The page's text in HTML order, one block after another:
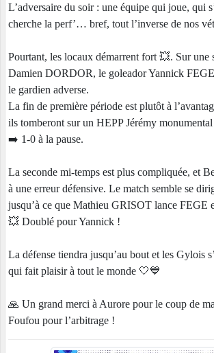
L’adversaire du soir : une équipe qui joue, qui
cherche la perf’… bref, tout l’inverse de nos
Pourtant, les locaux démarrent fort 💥. Sur une
Damien DORDOR, le goleador Yannick
le gardien adverse.
La fin de première période est plutôt à
ils tomberont sur un HEPP Jérémy
➡️ 1-0 à la pause.
La seconde mi-temps est plus compliquée, et
à une erreur défensive. Le match semble se
jusqu’à ce que Mathieu GRISOT lance FEGE
💥 Doublé pour Yannick !
La défense tiendra jusqu’au bout et les Gylois
qui fait plaisir à tout le monde 🤍💙
🙏 Un grand merci à Aurore pour le coup de
Foufou pour l’arbitrage !